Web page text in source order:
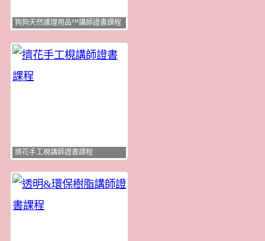
狗狗天然護理用品™講師證書課程
擠花手工梘講師證書課程